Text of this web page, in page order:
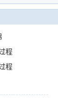
程
程